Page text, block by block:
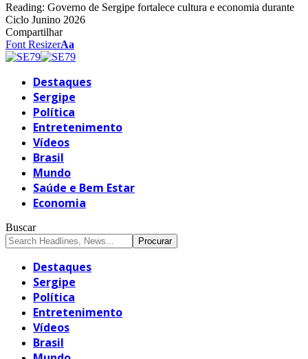
Reading: Governo de Sergipe fortalece cultura e economia durante
Ciclo Junino 2026
Compartilhar
Font ResizerAa
Destaques
Sergipe
Política
Entretenimento
Vídeos
Brasil
Mundo
Saúde e Bem Estar
Economia
Buscar
Destaques
Sergipe
Política
Entretenimento
Vídeos
Brasil